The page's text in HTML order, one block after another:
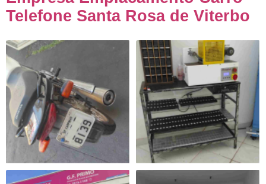
Telefone Santa Rosa de Viterbo